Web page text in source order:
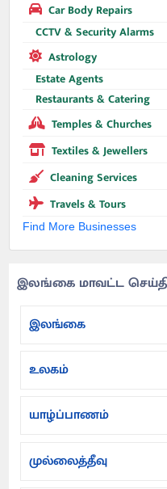
Car Body Repairs
CCTV & Security Alarms
Astrology
Estate Agents
Restaurants & Catering
Temples & Churches
Textiles & Jewellers
Cleaning Services
Travels & Tours
Find More Businesses
இலங்கை மாவட்ட
இலங்கை
உலகம்
யாழ்ப்பாணம்
முல்லைத்தீவு